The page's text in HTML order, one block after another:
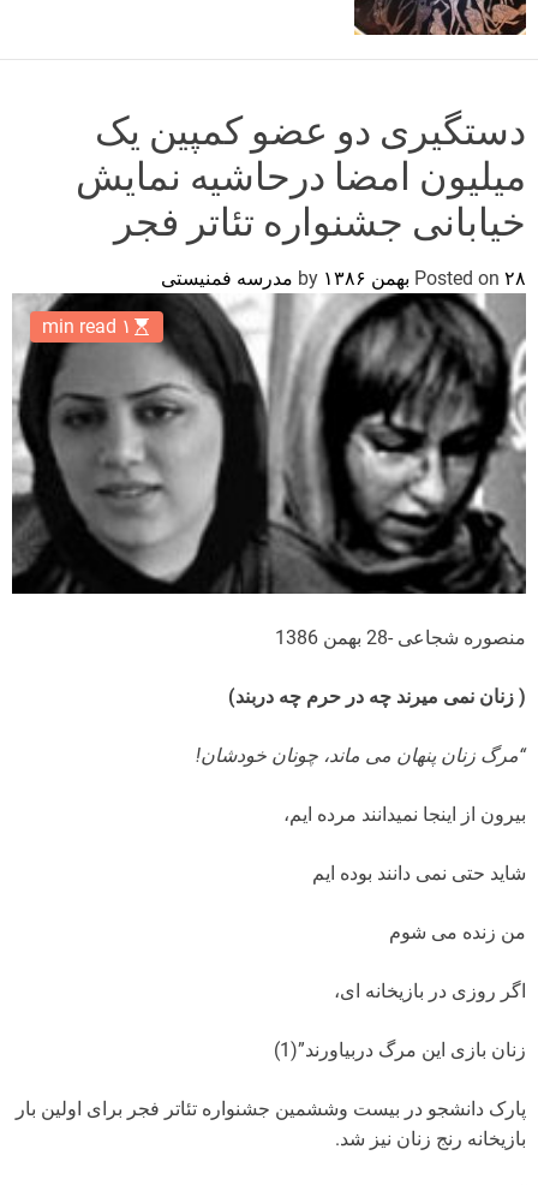
e
دستگیری دو عضو کمپین یک
میلیون امضا درحاشیه نمایش
خیابانی جشنواره تئاتر فجر
Posted on ۲۸ بهمن ۱۳۸۶ مدرسه فمنیستی
۱ min read
منصوره شجاعی -28 بهمن 1386
( زنان نمی میرند چه در حرم چه دربند)
“مرگ زنان پنهان می ماند، چونان خودشان!
بیرون از اینجا نمیدانند مرده ایم،
شاید حتی نمی دانند بوده ایم
من زنده می شوم
اگر روزی در بازیخانه ای،
زنان بازی این مرگ دربیاورند”(1)
پارک دانشجو در بیست وششمین جشنواره تئاتر فجر برای اولین بار
بازیخانه رنج زنان نیز شد.